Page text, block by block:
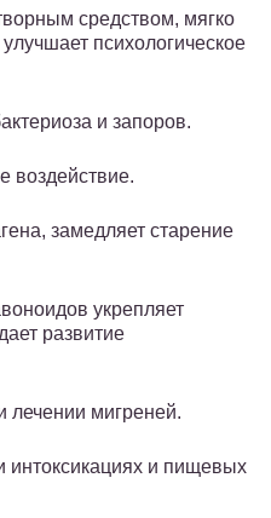
средством, мягко
психологическое
и запоров.
воздействие.
замедляет старение
укрепляет
развитие
мигреней.
интоксикациях и пищевых